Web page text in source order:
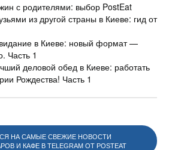
с родителями: выбор PostEat
из другой страны в Киеве: гид от
в Киеве: новый формат —
Часть 1
деловой обед в Киеве: работать
Рождества! Часть 1
НА САМЫЕ СВЕЖИЕ НОВОСТИ
И КАФЕ В TELEGRAM ОТ POSTEAT